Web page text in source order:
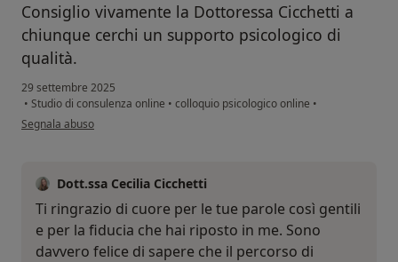
Consiglio vivamente la Dottoressa Cicchetti a
chiunque cerchi un supporto psicologico di
qualità.
29 settembre 2025
• Studio di consulenza online • colloquio psicologico online •
secondo l'opinione dell'utente J. N. O.
Segnala abuso
Dott.ssa Cecilia Cicchetti
Ti ringrazio di cuore per le tue parole così gentili
e per la fiducia che hai riposto in me. Sono
davvero felice di sapere che il percorso di